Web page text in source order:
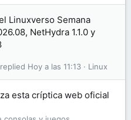
Linuxverso Semana
NetHydra 1.1.0 y
Linux
Hoy a las 11:13
esta críptica web oficial